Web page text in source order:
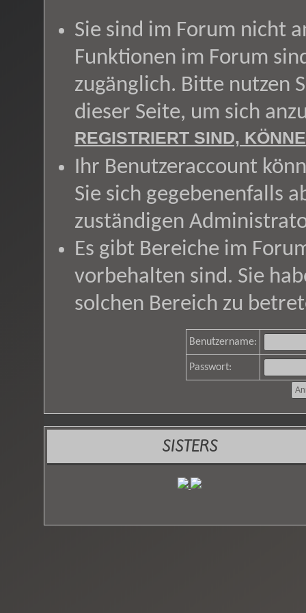
Sie sind im Forum nicht
Funktionen im Forum
zugänglich. Bitte nutzen
dieser Seite, um sich
REGISTRIERT SIND,
Ihr Benutzeraccount
Sie sich gegebenenfalls
zuständigen
Es gibt Bereiche im
vorbehalten sind. Sie
solchen Bereich zu
Benutzername:
Passwort:
SISTERS